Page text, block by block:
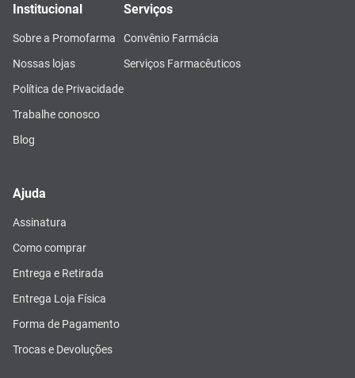
Institucional
Sobre a Promofarma
Nossas lojas
Política de Privacidade
Trabalhe conosco
Blog
Serviços
Convênio Farmácia
Serviços Farmacêuticos
Ajuda
Assinatura
Como comprar
Entrega e Retirada
Entrega Loja Física
Forma de Pagamento
Trocas e Devoluções